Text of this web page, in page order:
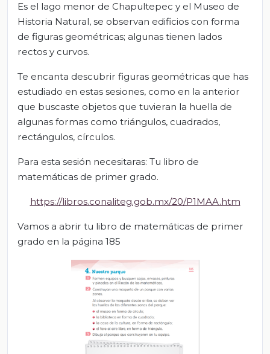
Es el lago menor de Chapultepec y el Museo de
Historia Natural, se observan edificios con forma
de figuras geométricas; algunas tienen lados
rectos y curvos.
Te encanta descubrir figuras geométricas que has
estudiado en estas sesiones, como en la anterior
que buscaste objetos que tuvieran la huella de
algunas formas como triángulos, cuadrados,
rectángulos, círculos.
Para esta sesión necesitaras: Tu libro de
matemáticas de primer grado.
https://libros.conaliteg.gob.mx/20/P1MAA.htm
Vamos a abrir tu libro de matemáticas de primer
grado en la página 185